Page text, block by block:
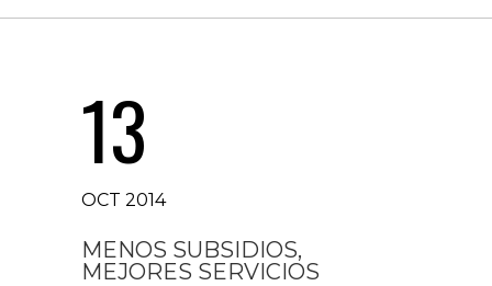
13
OCT 2014
MENOS SUBSIDIOS,
MEJORES SERVICIOS